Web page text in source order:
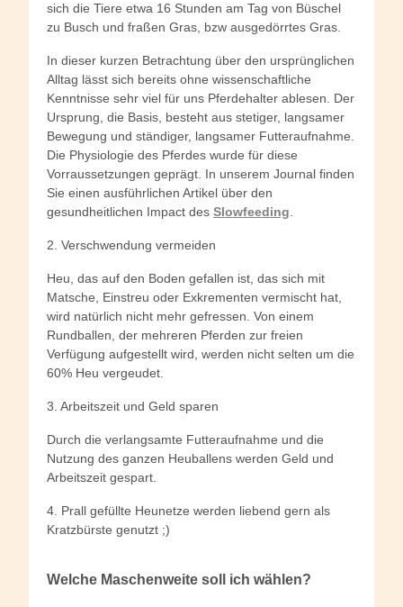
sich die Tiere etwa 16 Stunden am Tag von Büschel
zu Busch und fraßen Gras, bzw ausgedörrtes Gras.
In dieser kurzen Betrachtung über den ursprünglichen
Alltag lässt sich bereits ohne wissenschaftliche
Kenntnisse sehr viel für uns Pferdehalter ablesen. Der
Ursprung, die Basis, besteht aus stetiger, langsamer
Bewegung und ständiger, langsamer Futteraufnahme.
Die Physiologie des Pferdes wurde für diese
Vorraussetzungen geprägt. In unserem Journal finden
Sie einen ausführlichen Artikel über den
gesundheitlichen Impact des Slowfeeding
2. Verschwendung vermeiden
Heu, das auf den Boden gefallen ist, das sich mit
Matsche, Einstreu oder Exkrementen vermischt hat,
wird natürlich nicht mehr gefressen. Von einem
Rundballen, der mehreren Pferden zur freien
Verfügung aufgestellt wird, werden nicht selten um die
60% Heu vergeudet.
3. Arbeitszeit und Geld sparen
Durch die verlangsamte Futteraufnahme und die
Nutzung des ganzen Heuballens werden Geld und
Arbeitszeit gespart.
4. Prall gefüllte Heunetze werden liebend gern als
Kratzbürste genutzt ;)
Welche Maschenweite soll ich wählen?